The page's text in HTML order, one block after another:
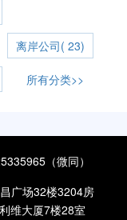
离岸公司( 23)
所有分类>>
（微同）
广场32楼3204房
维大厦7楼28室